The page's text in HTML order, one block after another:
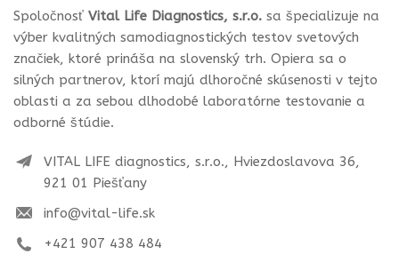
Spoločnosť Vital Life Diagnostics, s.r.o. sa špecializuje na
výber kvalitných samodiagnostických testov svetových
značiek, ktoré prináša na slovenský trh. Opiera sa o
silných partnerov, ktorí majú dlhoročné skúsenosti v tejto
oblasti a za sebou dlhodobé laboratórne testovanie a
odborné štúdie.
VITAL LIFE diagnostics, s.r.o., Hviezdoslavova 36,
921 01 Piešťany
info@vital-life.sk
+421 907 438 484